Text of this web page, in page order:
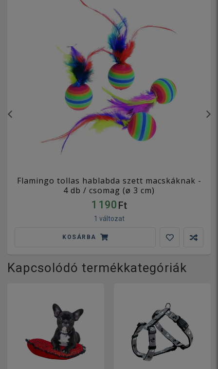
Flamingo tollas hablabda szett macskáknak -
4 db / csomag (ø 3 cm)
1 190 Ft
1 változat
KOSÁRBA
Kapcsolódó termékkategóriák